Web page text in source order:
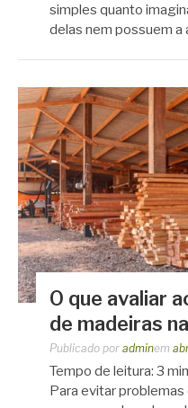
simples quanto
delas nem possuem a
O que avaliar
de madeiras
Publicado por adminem
Tempo de leitura: 3
Para evitar